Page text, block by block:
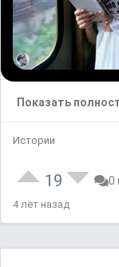
Показать
Истории
19 0
4 лет назад